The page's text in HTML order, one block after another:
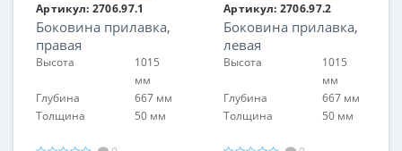
Артикул: 2706.97.1
Боковина прилавка,
правая
Высота
1015
мм
Глубина
667 мм
Толщина
50 мм
Артикул: 2706.97.2
Боковина прилавка,
левая
Высота
1015
мм
Глубина
667 мм
Толщина
50 мм